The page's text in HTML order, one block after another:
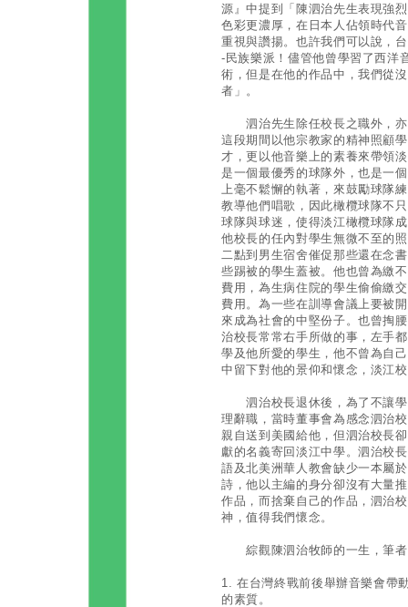
源』中提到「陳泗治先生表現強
色彩更濃厚，在日本人佔領時代
重視與讚揚。也許我們可以說，
-民族樂派！儘管他曾學習了西洋
術，但是在他的作品中，我們從
者」。
泗治先生除任校長之職外，亦
這段期間以他宗教家的精神照顧
才，更以他音樂上的素養來帶領
是一個最優秀的球隊外，也是一
上毫不鬆懈的執著，來鼓勵球隊
教導他們唱歌，因此橄欖球隊不
球隊與球迷，使得淡江橄欖球隊
他校長的任內對學生無微不至的
二點到男生宿舍催促那些還在念
些踢被的學生蓋被。他也曾為繳
費用，為生病住院的學生偷偷繳
費用。為一些在訓導會議上要被
來成為社會的中堅份子。也曾掏
治校長常常右手所做的事，左手
學及他所愛的學生，他不曾為自
中留下對他的景仰和懷念，淡江
泗治校長退休後，為了不讓學
理辭職，當時董事會為感念泗治
親自送到美國給他，但泗治校長
獻的名義寄回淡江中學。泗治校
語及北美洲華人教會缺少一本屬
詩，他以主編的身分卻沒有大量
作品，而捨棄自己的作品，泗治
神，值得我們懷念。
綜觀陳泗治牧師的一生，筆者
1. 在台灣終戰前後舉辦音樂會帶
的素質。